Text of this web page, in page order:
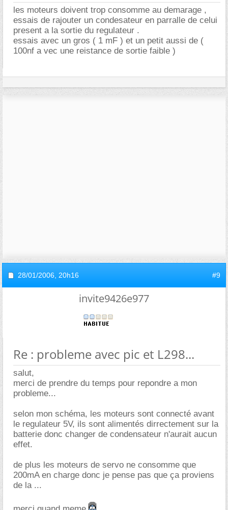
les moteurs doivent trop consomme au demarage ,
essais de rajouter un condesateur en parralle de celui
present a la sortie du regulateur .
essais avec un gros ( 1 mF ) et un petit aussi de (
100nf a vec une reistance de sortie faible )
28/01/2006, 20h16 #9
invite9426e977
Re : probleme avec pic et L298...
salut,
merci de prendre du temps pour repondre a mon
probleme...
selon mon schéma, les moteurs sont connecté avant
le regulateur 5V, ils sont alimentés dirrectement sur la
batterie donc changer de condensateur n'aurait aucun
effet.
de plus les moteurs de servo ne consomme que
200mA en charge donc je pense pas que ça proviens
de la ...